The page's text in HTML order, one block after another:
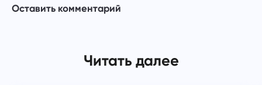
Оставить комментарий
Читать далее